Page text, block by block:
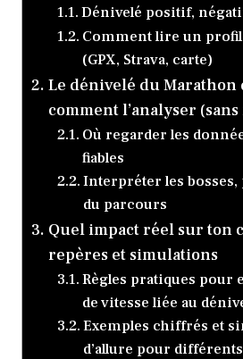
Dénivelé positif,
Comment lire un
(GPX, Strava, carte)
Le dénivelé du Marathon
comment l’analyser
Où regarder les
fiables
Interpréter les bosses,
du parcours
Quel impact réel sur ton
repères et simulations
Règles pratiques pour
de vitesse liée au
Exemples chiffrés et
d’allure pour